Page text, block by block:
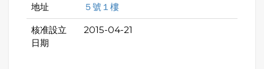
地址
５號１樓
核准設立
日期
2015-04-21